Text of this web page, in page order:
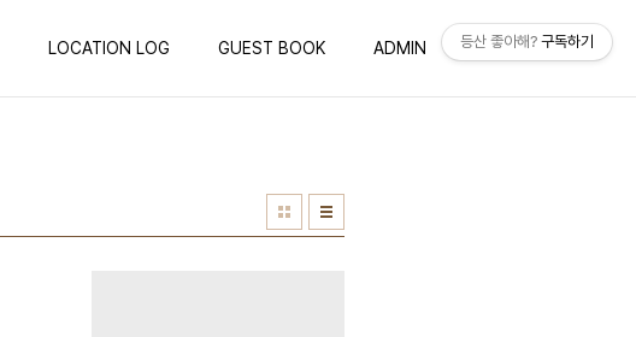
LOCATION LOG GUEST BOOK ADMIN WRITE
등산 좋아해? 구독하기